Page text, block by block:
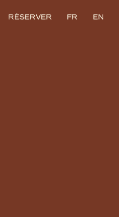
RÉSERVER FR EN